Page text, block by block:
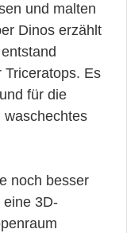
und malten
Dinos erzählt
Triceratops. Es
für die
waschechtes
noch besser
eine 3D-